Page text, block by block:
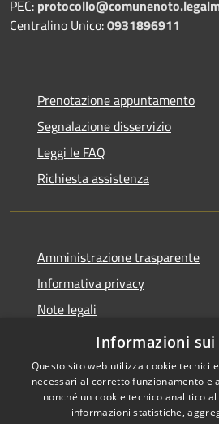
PEC:
Centralino Unico:0931896911
Prenotazione appuntamento
Segnalazione disservizio
Leggi le FAQ
Richiesta assistenza
Amministrazione trasparente
Informativa privacy
Note legali
Dichiarazione di accessibilità
Informazioni sui
Questo sito web utilizza cookie tecnici
necessari al corretto funzionamento e
nonché un cookie tecnico analitico
informazioni statistiche,